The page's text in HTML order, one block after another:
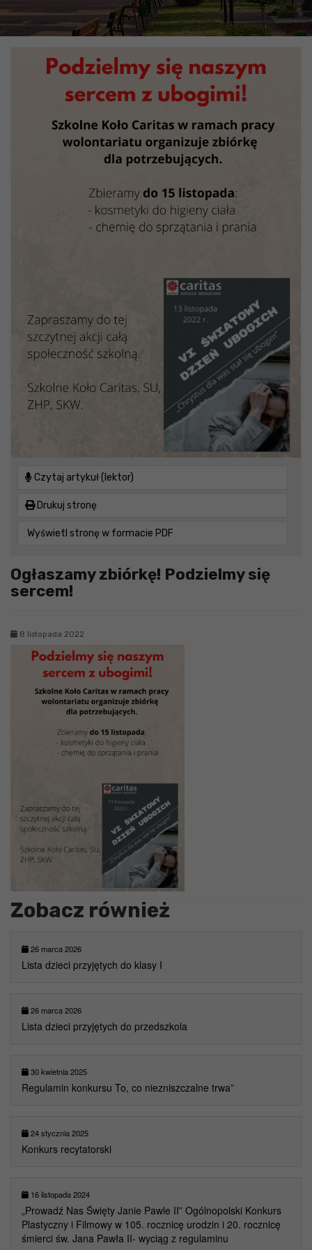
Czytaj artykuł (lektor)
Drukuj stronę
Wyświetl stronę w formacie PDF
Ogłaszamy zbiórkę! Podzielmy się
sercem!
8 listopada 2022
Zobacz również
26 marca 2026
Lista dzieci przyjętych do klasy I
26 marca 2026
Lista dzieci przyjętych do przedszkola
30 kwietnia 2025
Regulamin konkursu To, co niezniszczalne trwa”
24 stycznia 2025
Konkurs recytatorski
16 listopada 2024
„Prowadź Nas Święty Janie Pawle II” Ogólnopolski Konkurs
Plastyczny i Filmowy w 105. rocznicę urodzin i 20. rocznicę
śmierci św. Jana Pawła II- wyciąg z regulaminu